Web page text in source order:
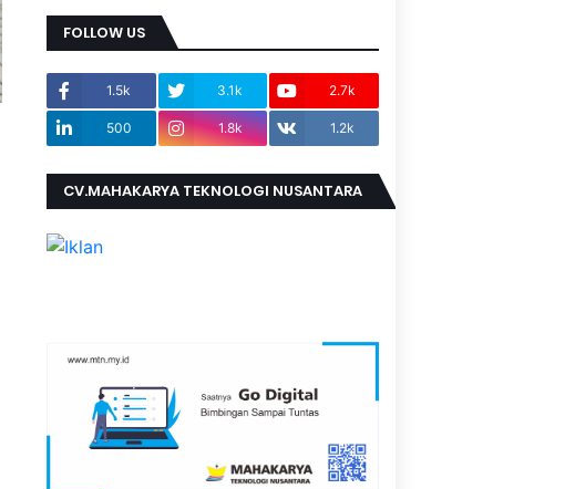
FOLLOW US
1.5k 3.1k 2.7k
500 1.8k 1.2k
CV.MAHAKARYA TEKNOLOGI NUSANTARA